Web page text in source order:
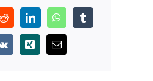
RedditLinkedInWhatsAppTumblr
Vk Xing
E-